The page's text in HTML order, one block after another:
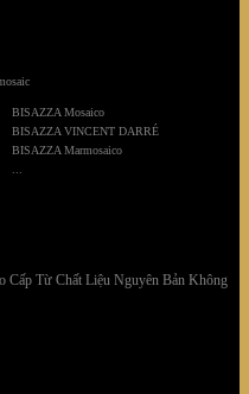
BISAZZA Mosaico
BISAZZA VINCENT DARRÉ
BISAZZA Marmosaico
Cấp Từ Chất Liệu Nguyên Bản Không